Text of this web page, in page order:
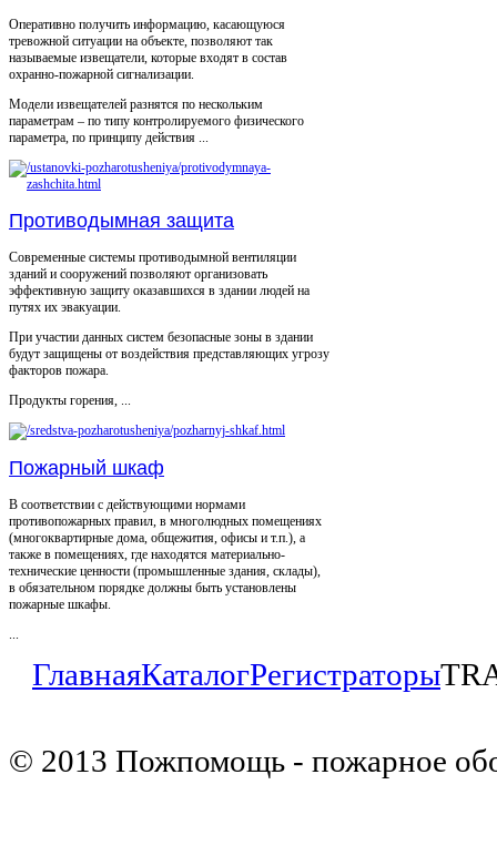
Оперативно получить информацию, касающуюся
тревожной ситуации на объекте, позволяют так
называемые извещатели, которые входят в состав
охранно-пожарной сигнализации.
Модели извещателей разнятся по нескольким
параметрам – по типу контролируемого физического
параметра, по принципу действия ...
Противодымная защита
Современные системы противодымной вентиляции
зданий и сооружений позволяют организовать
эффективную защиту оказавшихся в здании людей на
путях их эвакуации.
При участии данных систем безопасные зоны в здании
будут защищены от воздействия представляющих угрозу
факторов пожара.
Продукты горения, ...
Пожарный шкаф
В соответствии с действующими нормами
противопожарных правил, в многолюдных помещениях
(многоквартирные дома, общежития, офисы и т.п.), а
также в помещениях, где находятся материально-
технические ценности (промышленные здания, склады),
в обязательном порядке должны быть установлены
пожарные шкафы.
ГлавнаяКаталогРегистраторы
© 2013 Пожпомощь - пожарное